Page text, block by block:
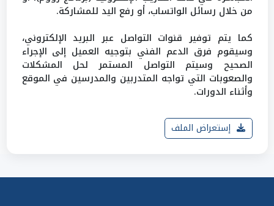
من خلال رسائل الواتساب، أو رفع اليد للمشاركة.
كما يتم توفير قنوات التواصل عبر البريد الإلكتروني،
وسيقوم فرق الدعم الفني بتوجيه العميل إلى الإجراء
الصحيح وسيتم التواصل المستمر لحل المشكلات
والصعوبات التي تواجه المتدربين والمدرسين في الموقع
وأثناء الدورات.
إستعراض الملف